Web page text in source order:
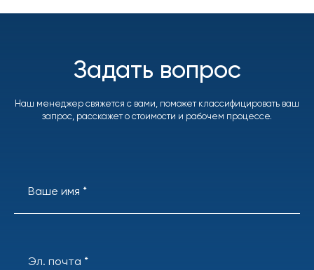
Задать вопрос
Наш менеджер свяжется с вами, поможет классифицировать ваш
запрос, расскажет о стоимости и рабочем процессе.
Ваше имя *
Эл. почта *